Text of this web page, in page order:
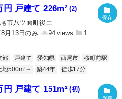
円 戸建て 226m² (2)
市八ツ面町後土
月13日のみ
94 1
部 戸建て 愛知県 西尾市
桜町前駅
地500m²～ 築44年 徒歩17分
円 戸建て 151m² (初)